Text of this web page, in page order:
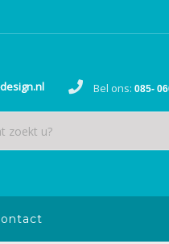
Bel ons: 085-